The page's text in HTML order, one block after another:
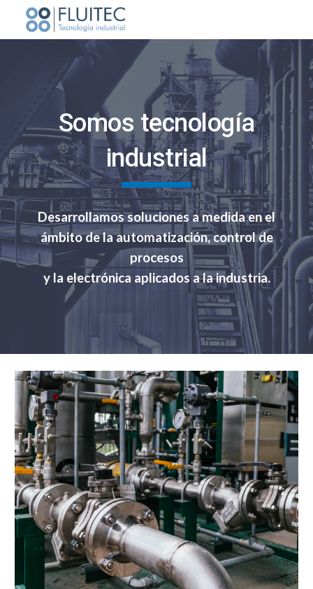
Skip to main content
Somos tecnología
industrial
Desarrollamos soluciones a medida en el
ámbito de la automatización, control de
procesos
y la electrónica aplicados a la industria.